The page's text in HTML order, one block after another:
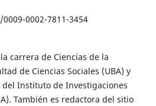
0002-7811-3454
carrera de Ciencias de la
de Ciencias Sociales (UBA) y
Instituto de Investigaciones
También es redactora del sitio